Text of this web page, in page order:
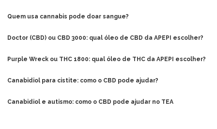
Quem usa cannabis pode doar sangue?
Doctor (CBD) ou CBD 3000: qual óleo de CBD da APEPI escolher?
Purple Wreck ou THC 1800: qual óleo de THC da APEPI escolher?
Canabidiol para cistite: como o CBD pode ajudar?
Canabidiol e autismo: como o CBD pode ajudar no TEA